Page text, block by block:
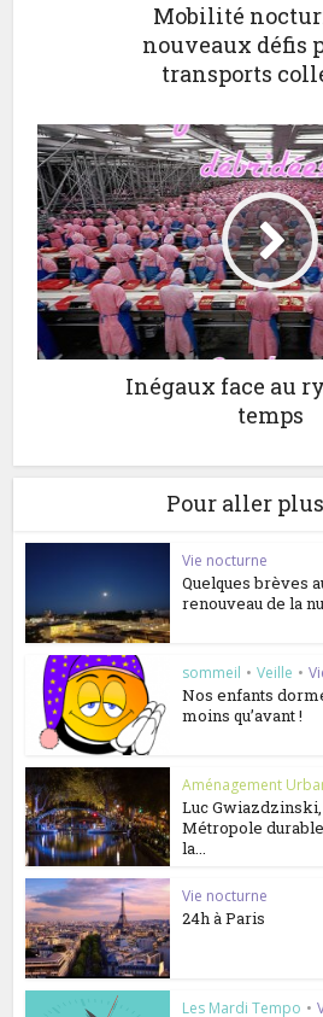
Mobilité
nouveaux défis
transports
Inégaux face au
temps
Pour aller
Vie nocturne
Quelques brèves
renouveau de la
sommeil • Veille •
Nos enfants
moins qu’avant !
Aménagement
Luc Gwiazdzinski,
Métropole durable
la...
Vie nocturne
24h à Paris
Les Mardi Tempo •